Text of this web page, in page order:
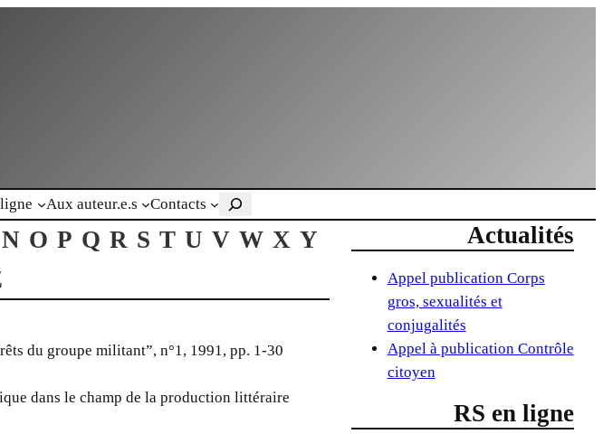
Aux auteur.e.s Contacts Rechercher
N O P Q R S T U V W X Y
du groupe militant”, n°1, 1991, pp. 1-30
dans le champ de la production littéraire
Actualités
Appel publication Corps
gros, sexualités et
conjugalités
Appel à publication Contrôle
citoyen
RS en ligne